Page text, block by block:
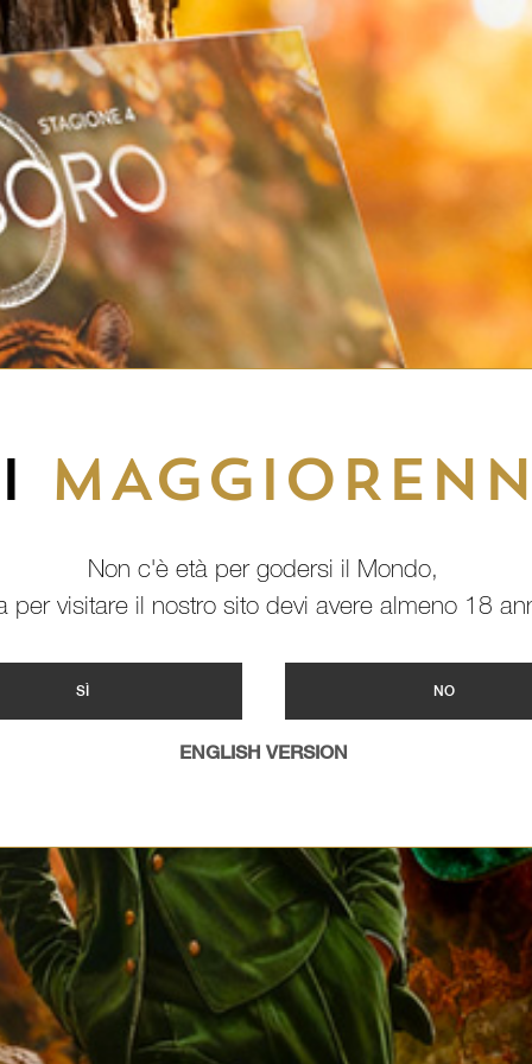
Non c'è età per godersi il Mondo,
per visitare il nostro sito devi avere almeno 18
SÌ NO
ENGLISH VERSION